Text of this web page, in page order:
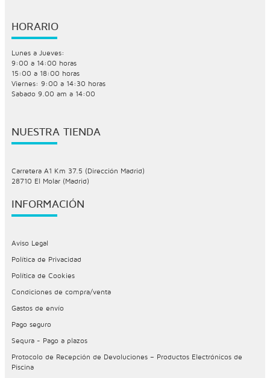
HORARIO
Lunes a Jueves:
9:00 a 14:00 horas
15:00 a 18:00 horas
Viernes: 9:00 a 14:30 horas
Sabado 9.00 am a 14:00
NUESTRA TIENDA
Carretera A1 Km 37.5 (Dirección Madrid)
28710 El Molar (Madrid)
INFORMACIÓN
Aviso Legal
Política de Privacidad
Política de Cookies
Condiciones de compra/venta
Gastos de envío
Pago seguro
Sequra - Pago a plazos
Protocolo de Recepción de Devoluciones – Productos Electrónicos de
Piscina